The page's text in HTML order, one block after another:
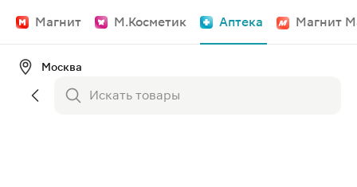
Магнит М.Косметик Аптека Магнит
Москва